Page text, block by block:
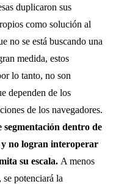
duplicaron sus
como solución al
no se está buscando una
medida, estos
lo tanto, no son
dependen de los
de los navegadores.
dentro de
y no logran interoperar
su escala. A menos
potenciará la